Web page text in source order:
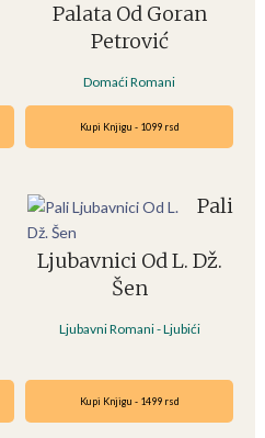
Palata Od Goran
Petrović
Domaći Romani
Kupi Knjigu - 1099 rsd
Pali
Ljubavnici Od L. Dž.
Šen
Ljubavni Romani - Ljubići
Kupi Knjigu - 1499 rsd